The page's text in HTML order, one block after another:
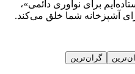
برای نوآوری دائمی»،
آشپزخانه شما خلق می‌کند.
گران‌ترین